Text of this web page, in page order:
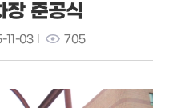
장 준공식
11-03 705